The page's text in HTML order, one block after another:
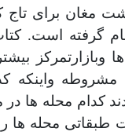
مغان برای تاج
گرفته است.
وبازارتمرکز
واینکه
کدام محله ها
طبقاتی محله ها